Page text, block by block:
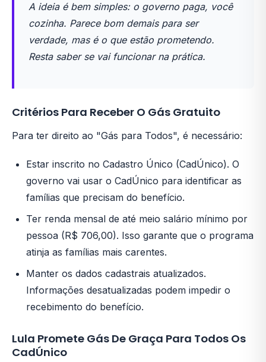
A ideia é bem simples: o governo paga, você
cozinha. Parece bom demais para ser
verdade, mas é o que estão prometendo.
Resta saber se vai funcionar na prática.
Critérios Para Receber O Gás Gratuito
Para ter direito ao "Gás para Todos", é necessário:
Estar inscrito no Cadastro Único (CadÚnico). O
governo vai usar o CadÚnico para identificar as
famílias que precisam do benefício.
Ter renda mensal de até meio salário mínimo por
pessoa (R$ 706,00). Isso garante que o programa
atinja as famílias mais carentes.
Manter os dados cadastrais atualizados.
Informações desatualizadas podem impedir o
recebimento do benefício.
Lula Promete Gás De Graça Para Todos Os
CadÚnico